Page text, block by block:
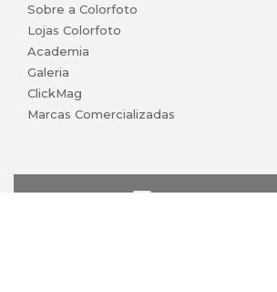
Sobre a Colorfoto
Lojas Colorfoto
Academia
Galeria
ClickMag
Marcas Comercializadas
lojaonline@colorfoto.pt